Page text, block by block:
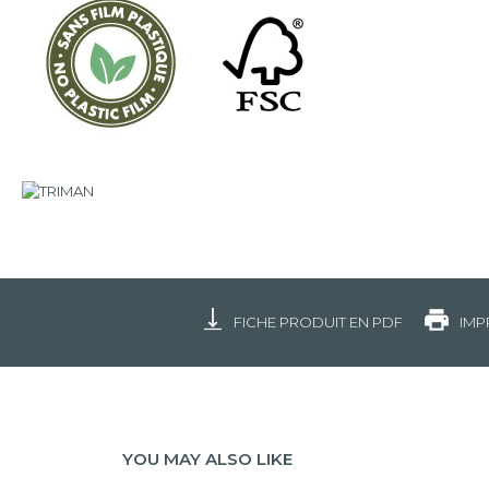
FICHE PRODUIT EN PDF
YOU MAY ALSO LIKE